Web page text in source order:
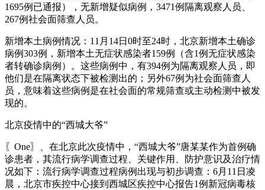
1695例已通报），无新增疑似病例，3471例隔离观察人员、
267例社会面筛查人员。
新增本土病例情况：11月14日0时至24时，北京新增本土确诊
病例303例，新增本土无症状感染者159例（含1例无症状感染
者转确诊病例）。这些病例中，有394例为隔离观察人员，即
他们是在隔离状态下被检测出的；另外67例为社会面筛查人
员，意味着这些病例是在社会面的常规筛查或主动检测中被发
现的。
北京疫情中的“西城大爷”
〖One〗、在北京此次疫情中，“西城大爷”唐某某作为首例确
诊患者，其流行病学调查过程、关键作用、防护意识及治疗情
况如下：流行病学调查过程病例出现与初步调查：6月11日凌
晨，北京市疾控中心接到西城区疾控中心报告1例新冠病毒核